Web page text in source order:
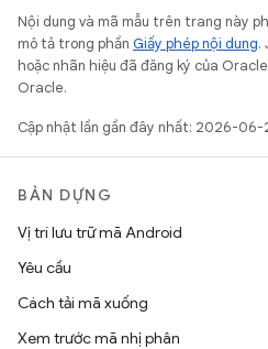
Nội dung và mã mẫu trên trang này
mô tả trong phần Giấy phép nội dung.
hoặc nhãn hiệu đã đăng ký của
Oracle.
Cập nhật lần gần đây nhất: 2026-06-
BẢN DỰNG
Vị trí lưu trữ mã Android
Yêu cầu
Cách tải mã xuống
Xem trước mã nhị phân